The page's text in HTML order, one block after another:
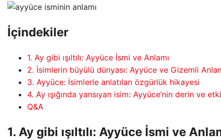
İçindekiler
1. Ay gibi ışıltılı: Ayyüce İsmi ve Anlamı
2. İsimlerin büyülü dünyası: Ayyüce ve Gizemli
3. Ayyüce: İsimlerle anlatılan özgürlük hikayesi
4. Ay ışığında yansıyan isim: Ayyüce’nin derin ve
Q&A
1. Ay gibi ışıltılı: Ayyüce İsmi ve